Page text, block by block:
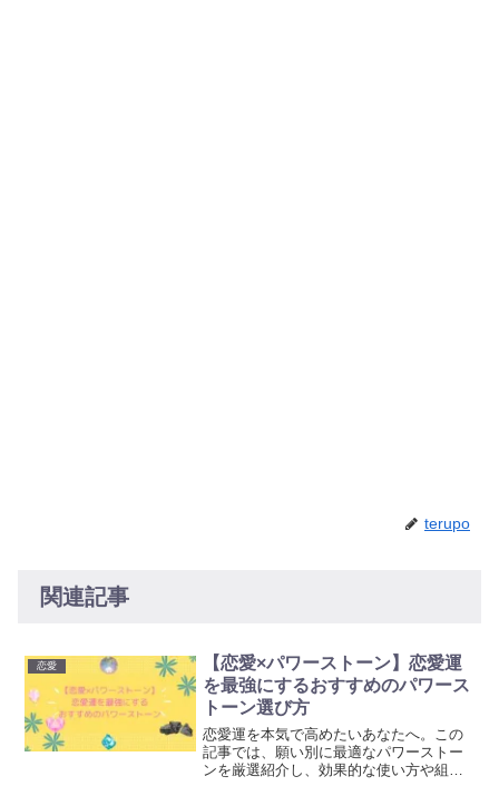
terupo
関連記事
恋愛
【恋愛×パワーストーン】恋愛運
を最強にするおすすめのパワース
トーン選び方
恋愛運を本気で高めたいあなたへ。この
記事では、願い別に最適なパワーストー
ンを厳選紹介し、効果的な使い方や組み